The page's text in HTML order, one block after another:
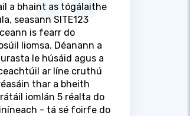
a bhaint as tógálaithe
seasann SITE123
is fearr do
liomsa. Déanann a
le húsáid agus a
ar líne cruthú
thar a bheith
iomlán 5 réalta do
- tá sé foirfe do